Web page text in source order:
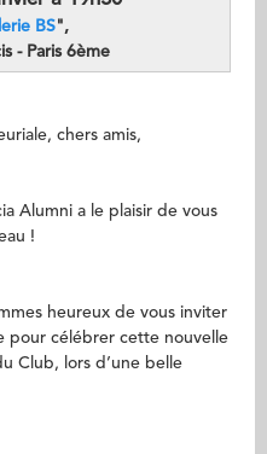
BS",
- Paris 6ème
chers amis,
Alumni a le plaisir de vous
!
heureux de vous inviter
pour célébrer cette nouvelle
Club, lors d’une belle